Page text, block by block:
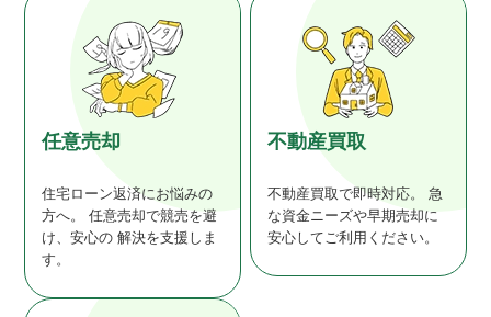
任意売却
住宅ローン返済にお悩みの
方へ。任意売却で競売を避
け、安心の解決を支援しま
す。
不動産買取
不動産買取で即時対応。急
な資金ニーズや早期売却に
安心してご利用ください。